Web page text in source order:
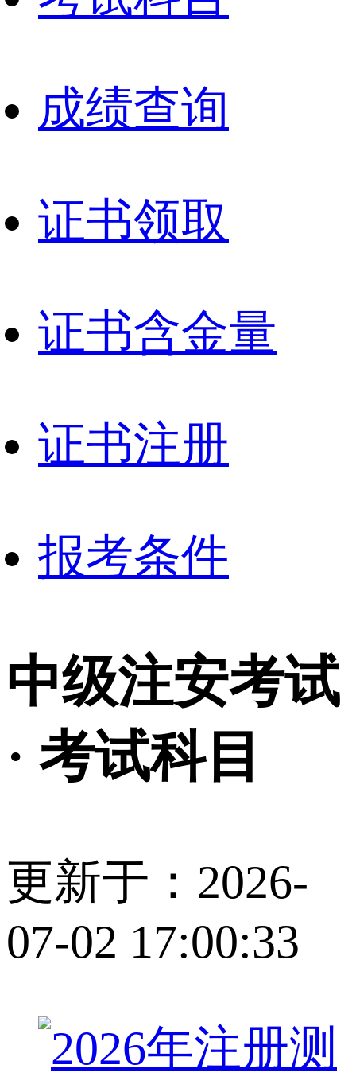
成绩查询
证书领取
证书含金量
证书注册
报考条件
中级注安考试
· 考试科目
更新于：2026-
07-02 17:00:33